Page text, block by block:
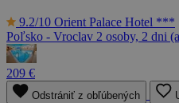
9.2/10 Orient Palace Hotel ***
Poľsko - Vroclav 2 osoby, 2 dni
209 €
Odstrániť z obľúbených